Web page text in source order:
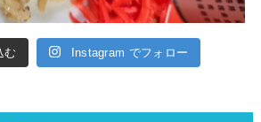
む Instagram でフォロー